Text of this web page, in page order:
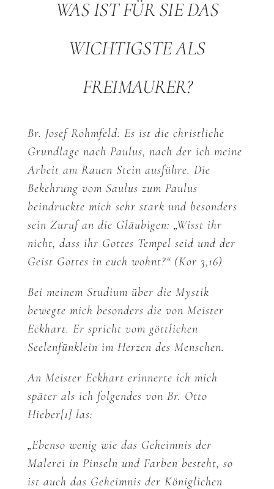
WAS IST FÜR SIE DAS
WICHTIGSTE ALS
FREIMAURER?
Br. Josef Rohmfeld: Es ist die christliche
Grundlage nach Paulus, nach der ich meine
Arbeit am Rauen Stein ausführe. Die
Bekehrung vom Saulus zum Paulus
beindruckte mich sehr stark und besonders
sein Zuruf an die Gläubigen: „Wisst ihr
nicht, dass ihr Gottes Tempel seid und der
Geist Gottes in euch wohnt?“ (Kor 3,16)
Bei meinem Studium über die Mystik
bewegte mich besonders die von Meister
Eckhart. Er spricht vom göttlichen
Seelenfünklein im Herzen des Menschen.
An Meister Eckhart erinnerte ich mich
später als ich folgendes von Br. Otto
Hieber[1] las:
„Ebenso wenig wie das Geheimnis der
Malerei in Pinseln und Farben besteht, so
ist auch das Geheimnis der Königlichen